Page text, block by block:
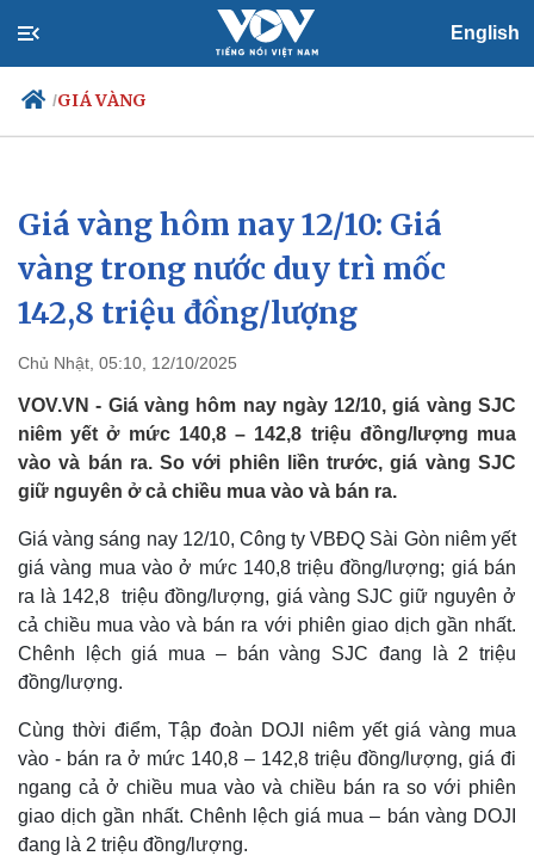
English
/GIÁ VÀNG
Chính trị
Đảng
Tổ chức nhân sự
Quốc hội
Nhận diện sự thật
Xã hội
Tin 24h
Dự báo thời tiết
Giáo dục
Dấu ấn VOV
Giá vàng hôm nay 12/10: Giá
vàng trong nước duy trì mốc
142,8 triệu đồng/lượng
Chủ Nhật, 05:10, 12/10/2025
VOV.VN - Giá vàng hôm nay ngày 12/10, giá vàng SJC
niêm yết ở mức 140,8 – 142,8 triệu đồng/lượng mua
vào và bán ra. So với phiên liền trước, giá vàng SJC
giữ nguyên ở cả chiều mua vào và bán ra.
Giá vàng sáng nay 12/10, Công ty VBĐQ Sài Gòn niêm yết
giá vàng mua vào ở mức 140,8 triệu đồng/lượng; giá bán
ra là 142,8 triệu đồng/lượng, giá vàng SJC giữ nguyên ở
cả chiều mua vào và bán ra với phiên giao dịch gần nhất.
Chênh lệch giá mua – bán vàng SJC đang là 2 triệu
đồng/lượng.
Cùng thời điểm, Tập đoàn DOJI niêm yết giá vàng mua
vào - bán ra ở mức 140,8 – 142,8 triệu đồng/lượng, giá đi
ngang cả ở chiều mua vào và chiều bán ra so với phiên
giao dịch gần nhất. Chênh lệch giá mua – bán vàng DOJI
đang là 2 triệu đồng/lượng.